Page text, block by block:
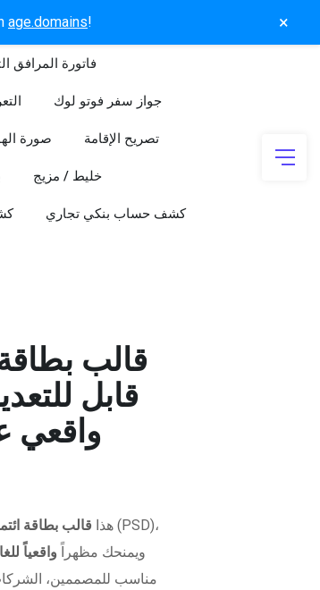
age.domains! ×
فاتورة المرافق
جواز سفر فوتو لوك
صورة تصريح الإقامة
خليط / مزيج
كشف حساب بنكي تجاري
قالب
واقعي
هذا قالب بطاقة
ويمنحك مظهراً واقعياً
مناسب للمصممين،